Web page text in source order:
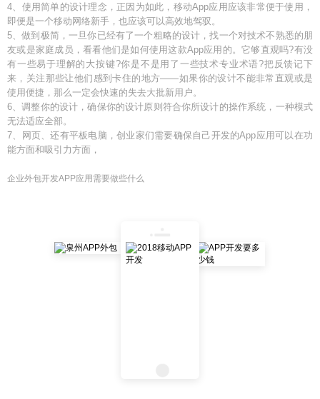
4、使用简单的设计理念，正因为如此，移动App应用应该非常便于使用，
即便是一个移动网络新手，也应该可以高效地驾驭。
5、做到极简，一旦你已经有了一个粗略的设计，找一个对技术不熟悉的朋
友或是家庭成员，看看他们是如何使用这款App应用的。它够直观吗?有没
有一些易于理解的大按键?你是不是用了一些技术专业术语?把反馈记下
来，关注那些让他们感到卡住的地方——如果你的设计不能非常直观或是
使用便捷，那么一定会快速的失去大批新用户。
6、调整你的设计，确保你的设计原则符合你所设计的操作系统，一种模式
无法适应全部。
7、网页、还有平板电脑，创业家们需要确保自己开发的App应用可以在功
能方面和吸引力方面，
企业外包开发APP应用需要做些什么